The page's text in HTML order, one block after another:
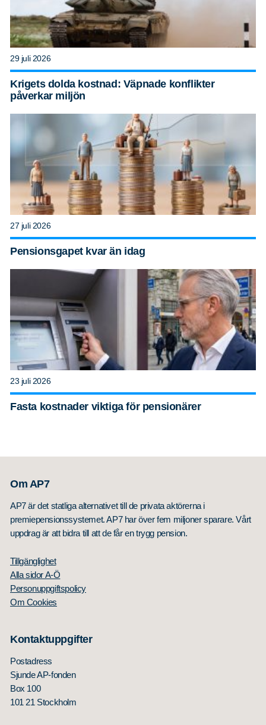
29 juli 2026
Krigets dolda kostnad: Väpnade konflikter
påverkar miljön
27 juli 2026
Pensionsgapet kvar än idag
23 juli 2026
Fasta kostnader viktiga för pensionärer
Om AP7
AP7 är det statliga alternativet till de privata aktörerna i
premiepensionssystemet. AP7 har över fem miljoner sparare. Vårt
uppdrag är att bidra till att de får en trygg pension.
Tillgänglighet
Alla sidor A-Ö
Personuppgiftspolicy
Om Cookies
Kontaktuppgifter
Postadress
Sjunde AP-fonden
Box 100
101 21 Stockholm